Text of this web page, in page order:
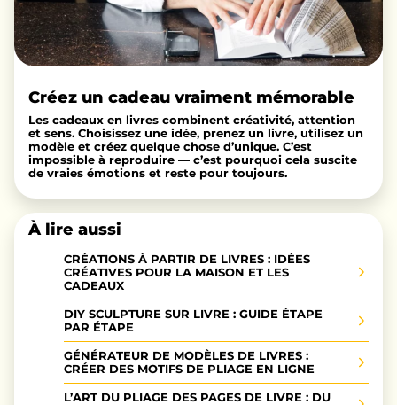
Créez un cadeau vraiment mémorable
Les cadeaux en livres combinent créativité, attention
et sens. Choisissez une idée, prenez un livre, utilisez un
modèle et créez quelque chose d’unique. C’est
impossible à reproduire — c’est pourquoi cela suscite
de vraies émotions et reste pour toujours.
À lire aussi
CRÉATIONS À PARTIR DE LIVRES : IDÉES
CRÉATIVES POUR LA MAISON ET LES
CADEAUX
DIY SCULPTURE SUR LIVRE : GUIDE ÉTAPE
PAR ÉTAPE
GÉNÉRATEUR DE MODÈLES DE LIVRES :
CRÉER DES MOTIFS DE PLIAGE EN LIGNE
L’ART DU PLIAGE DES PAGES DE LIVRE : DU